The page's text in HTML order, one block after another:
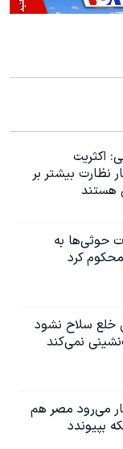
اکثریت
نظارت بیشتر بر
هستند
حوثی‌ها به
کرد
خلع سلاح نشود
نمی‌کند
می‌رود مصر هم
بپیوندد